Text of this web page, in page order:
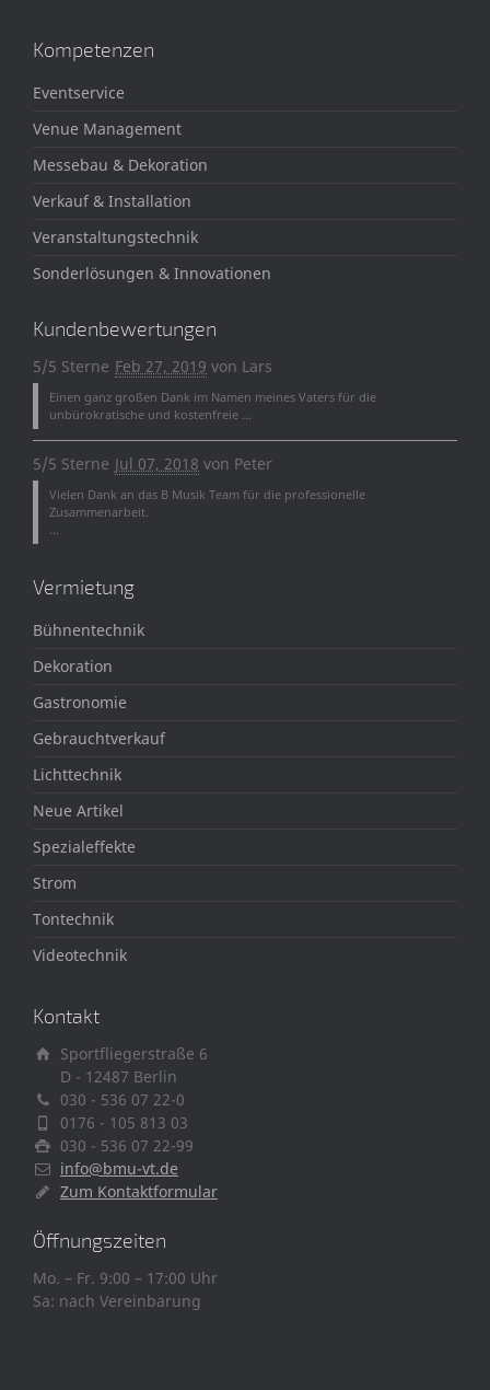
Kompetenzen
Eventservice
Venue Management
Messebau & Dekoration
Verkauf & Installation
Veranstaltungstechnik
Sonderlösungen & Innovationen
Kundenbewertungen
5/5 Sterne Feb 27, 2019 von Lars
Einen ganz großen Dank im Namen meines Vaters für die
unbürokratische und kostenfreie ...
5/5 Sterne Jul 07, 2018 von Peter
Vielen Dank an das B Musik Team für die professionelle
Zusammenarbeit.
...
Vermietung
Bühnentechnik
Dekoration
Gastronomie
Gebrauchtverkauf
Lichttechnik
Neue Artikel
Spezialeffekte
Strom
Tontechnik
Videotechnik
Kontakt
Sportfliegerstraße 6
D - 12487 Berlin
030 - 536 07 22-0
0176 - 105 813 03
030 - 536 07 22-99
info@bmu-vt.de
Zum Kontaktformular
Öffnungszeiten
Mo. – Fr. 9:00 – 17:00 Uhr
Sa: nach Vereinbarung